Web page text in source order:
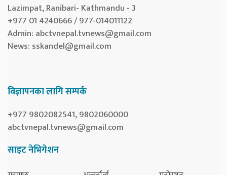
Lazimpat, Ranibari- Kathmandu - 3
+977 01 4240666 / 977-014011122
Admin: abctvnepal.tvnews@gmail.com
News: sskandel@gmail.com
विज्ञापनका लागि सम्पर्क
+977 9802082541, 9802060000
abctvnepal.tvnews@gmail.com
साइट नेभिगेशन